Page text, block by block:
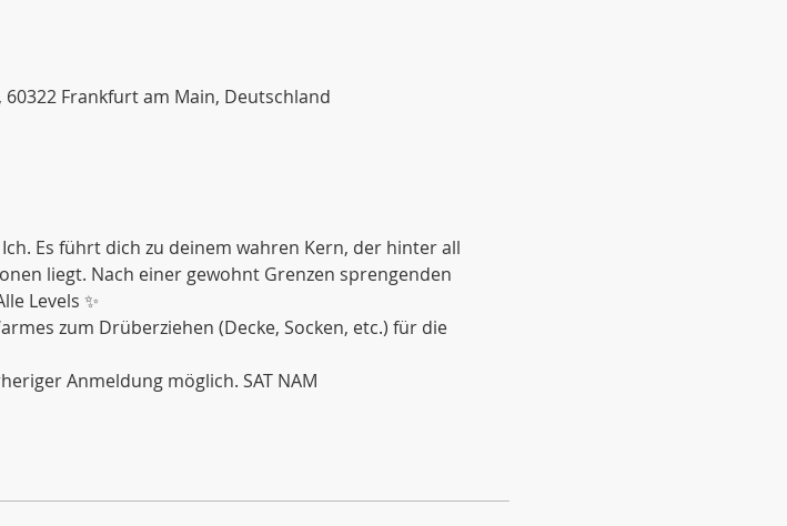
Frankfurt am Main, Deutschland
Es führt dich zu deinem wahren Kern, der hinter all
liegt. Nach einer gewohnt Grenzen sprengenden
Levels ✨
zum Drüberziehen (Decke, Socken, etc.) für die
Anmeldung möglich. SAT NAM